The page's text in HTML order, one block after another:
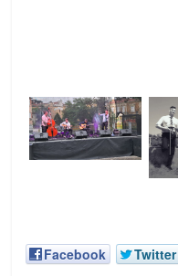
Facebook Twitter